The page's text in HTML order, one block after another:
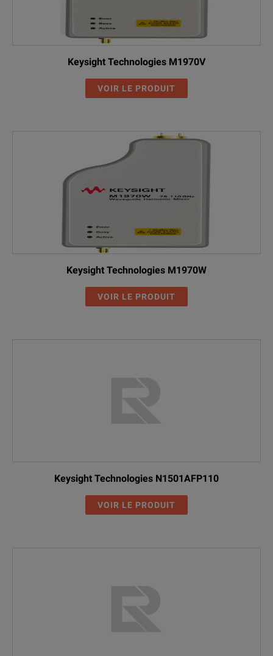
Keysight Technologies M1970V
VOIR LE PRODUIT
Keysight Technologies M1970W
VOIR LE PRODUIT
Keysight Technologies N1501AFP110
VOIR LE PRODUIT